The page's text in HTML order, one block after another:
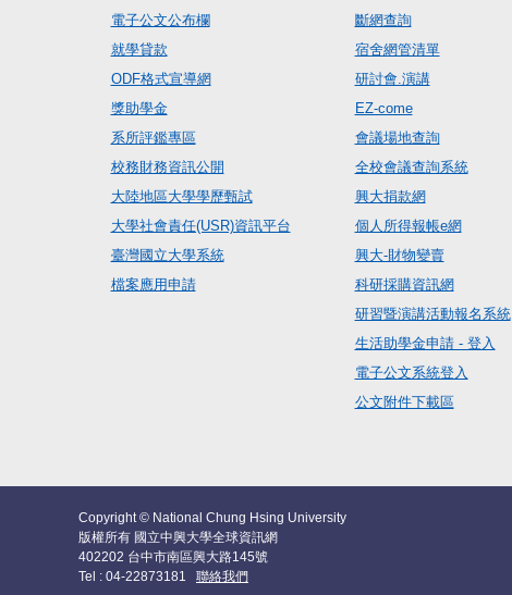
電子公文公布欄
就學貸款
ODF格式宣導網
獎助學金
系所評鑑專區
校務財務資訊公開
大陸地區大學學歷甄試
大學社會責任(USR)資訊平台
臺灣國立大學系統
檔案應用申請
斷網查詢
宿舍網管清單
研討會.演講
EZ-come
會議場地查詢
全校會議查詢系統
興大捐款網
個人所得報帳e網
興大-財物變賣
科研採購資訊網
研習暨演講活動報名系統
生活助學金申請 - 登入
電子公文系統登入
公文附件下載區
Copyright © National Chung Hsing University
版權所有 國立中興大學全球資訊網
402202 台中市南區興大路145號
Tel : 04-22873181 聯絡我們